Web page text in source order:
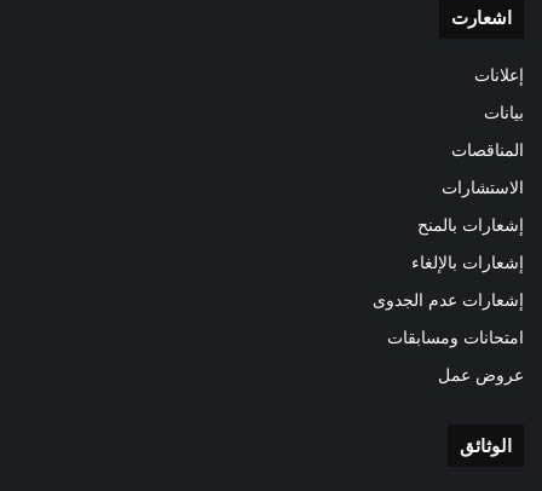
اشعارت
إعلانات
بيانات
المناقصات
الاستشارات
إشعارات بالمنح
إشعارات بالإلغاء
إشعارات عدم الجدوى
امتحانات ومسابقات
عروض عمل
الوثائق